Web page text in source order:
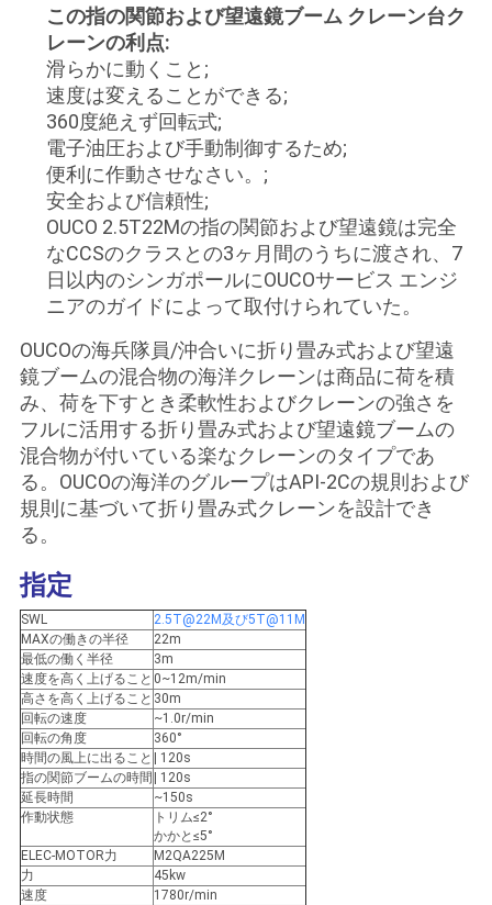
ス
事
件
CONTACT
US
地
図
プ
ラ
イ
この指の関節および望遠鏡ブーム クレーン台ク
レーンの利点:
滑らかに動くこと;
速度は変えることができる;
360度絶えず回転式;
電子油圧および手動制御するため;
便利に作動させなさい。;
安全および信頼性;
OUCO 2.5T22Mの指の関節および望遠鏡は完全
なCCSのクラスとの3ヶ月間のうちに渡され、7
日以内のシンガポールにOUCOサービス エンジ
ニアのガイドによって取付けられていた。
OUCOの海兵隊員/沖合いに折り畳み式および望遠
鏡ブームの混合物の海洋クレーンは商品に荷を積
み、荷を下すとき柔軟性およびクレーンの強さを
フルに活用する折り畳み式および望遠鏡ブームの
混合物が付いている楽なクレーンのタイプであ
る。OUCOの海洋のグループはAPI-2Cの規則および
規則に基づいて折り畳み式クレーンを設計でき
る。
指定
SWL
2.5T@22M及び5T@11M
MAXの働きの半径
22m
最低の働く半径
3m
速度を高く上げること 0~12m/min
高さを高く上げること 30m
回転の速度
~1.0r/min
回転の角度
360°
時間の風上に出ること
| 120s
指の関節ブームの時間
| 120s
延長時間
~150s
作動状態
トリム≤2°
かかと≤5°
ELEC-MOTOR力
M2QA225M
力
45kw
速度
1780r/min